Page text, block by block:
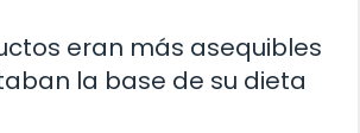
eran más asequibles
la base de su dieta